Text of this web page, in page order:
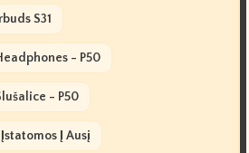
S31
- P50
- P50
Į Ausį